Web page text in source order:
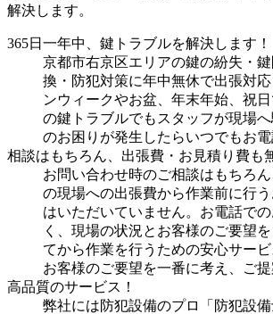
解決します。
365日一年中、鍵トラブルを解決します！
京都市右京区エリアの鍵の紛失・
換・防犯対策に年中無休で出張対
ンウィークやお盆、年末年始、祝
の鍵トラブルでもスタッフが現場
のお困りが発生したらいつでもお電
相談はもちろん、出張費・お見積り費も
お問い合わせ時のご相談はもちろ
の現場への出張費から作業前に行
はいただいていません。お電話で
く、現場の状況とお客様のご要望
てから作業を行うための安心サービ
お客様のご要望を一番に考え、ご提
高品質のサービス！
弊社には防犯設備のプロ「防犯設